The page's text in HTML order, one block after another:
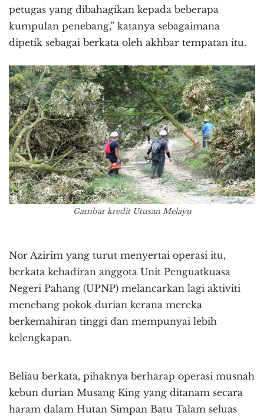
petugas yang dibahagikan kepada beberapa
kumpulan penebang,” katanya sebagaimana
dipetik sebagai berkata oleh akhbar tempatan itu.
Gambar kredit Utusan Melayu
Nor Azirim yang turut menyertai operasi itu,
berkata kehadiran anggota Unit Penguatkuasa
Negeri Pahang (UPNP) melancarkan lagi aktiviti
menebang pokok durian kerana mereka
berkemahiran tinggi dan mempunyai lebih
kelengkapan.
Beliau berkata, pihaknya berharap operasi musnah
kebun durian Musang King yang ditanam secara
haram dalam Hutan Simpan Batu Talam seluas